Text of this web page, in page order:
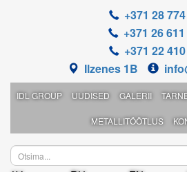
+371 28
+371 26 611
+371 22
Ilzenes 1B
IDL GROUP UUDISED GALERII
METALLITÖÖTLUS